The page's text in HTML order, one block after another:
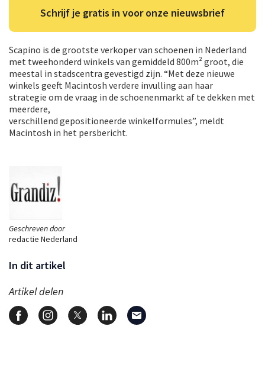
Geschreven door
redactie Nederland
In dit artikel
Artikel delen
Schrijf je gratis in voor onze nieuwsbrief
Scapino is de grootste verkoper van schoenen in Nederland
met tweehonderd winkels van gemiddeld 800m² groot, die
meestal in stadscentra gevestigd zijn. “Met deze nieuwe
winkels geeft Macintosh verdere invulling aan haar
strategie om de vraag in de schoenenmarkt af te dekken met
meerdere,
verschillend gepositioneerde winkelformules”, meldt
Macintosh in het persbericht.